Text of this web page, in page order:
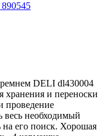
DELI dl430004
хранения и переноски
проведение
весь необходимый
на его поиск. Хорошая